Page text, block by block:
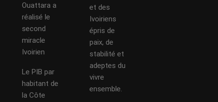
Ouattara a
réalisé le
second
miracle
Ivoirien
Le PIB par
habitant de
la Côte
et des
Ivoiriens
épris de
paix, de
stabilité et
adeptes du
vivre
ensemble.